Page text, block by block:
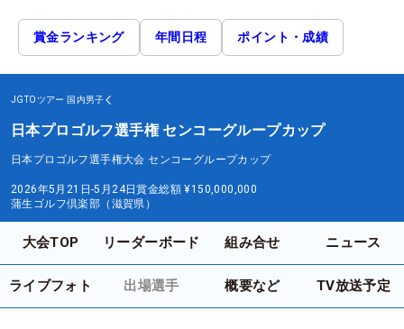
賞金ランキング 年間日程 ポイント・成績
JGTOツアー 国内男子
日本プロゴルフ選手権 センコーグループカップ
日本プロゴルフ選手権大会 センコーグループカップ
2026年5月21日-5月24日賞金総額 ¥150,000,000
蒲生ゴルフ倶楽部（滋賀県）
大会TOP リーダーボード 組み合せ ニュース
ライブフォト 出場選手 概要など TV放送予定